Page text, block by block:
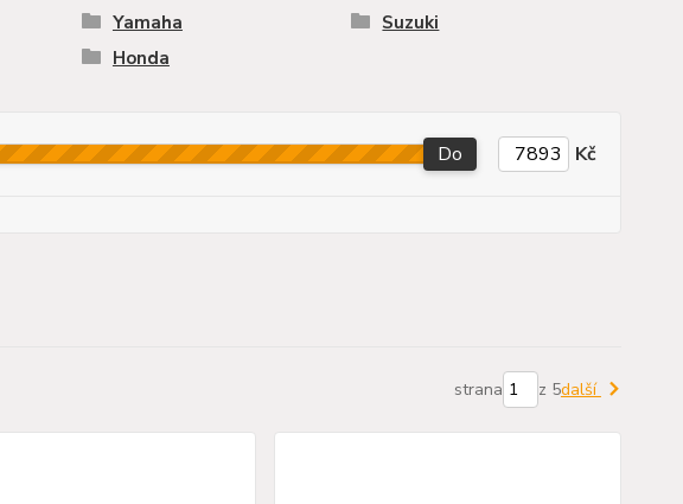
Yamaha
Suzuki
Honda
Do Kč
strana z 5další